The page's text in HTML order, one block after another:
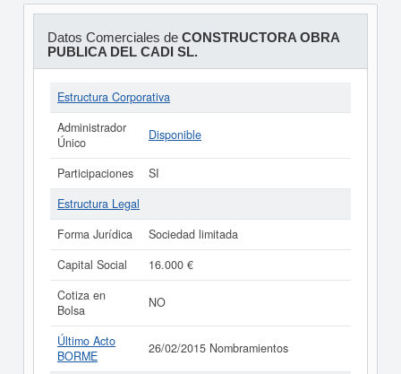
Datos Comerciales de CONSTRUCTORA OBRA
PUBLICA DEL CADI SL.
Estructura Corporativa
Administrador
Único
Disponible
Participaciones
SI
Estructura Legal
Forma Jurídica
Sociedad limitada
Capital Social
16.000 €
Cotiza en
Bolsa
NO
Último Acto
BORME
26/02/2015 Nombramientos